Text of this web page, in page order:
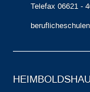
Telefax 06621 -